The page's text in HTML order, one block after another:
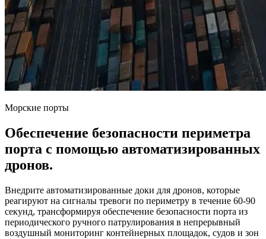
Морские порты
Обеспечение безопасности периметра
порта с помощью автоматизированных
дронов.
Внедрите автоматизированные доки для дронов, которые
реагируют на сигналы тревоги по периметру в течение 60-90
секунд, трансформируя обеспечение безопасности порта из
периодического ручного патрулирования в непрерывный
воздушный мониторинг контейнерных площадок, судов и зон